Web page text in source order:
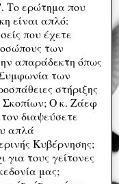
Το ερώτημα που
είναι απλό:
που έχετε
των
απαράδεκτη όπως
των
στήριξης
Σκοπίων; Ο κ. Ζάεφ
διαψεύσετε
απλά
Κυβέρνησης;
για τους γείτονες
μας;